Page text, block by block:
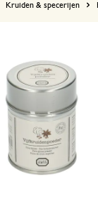
Kruiden & specerijen